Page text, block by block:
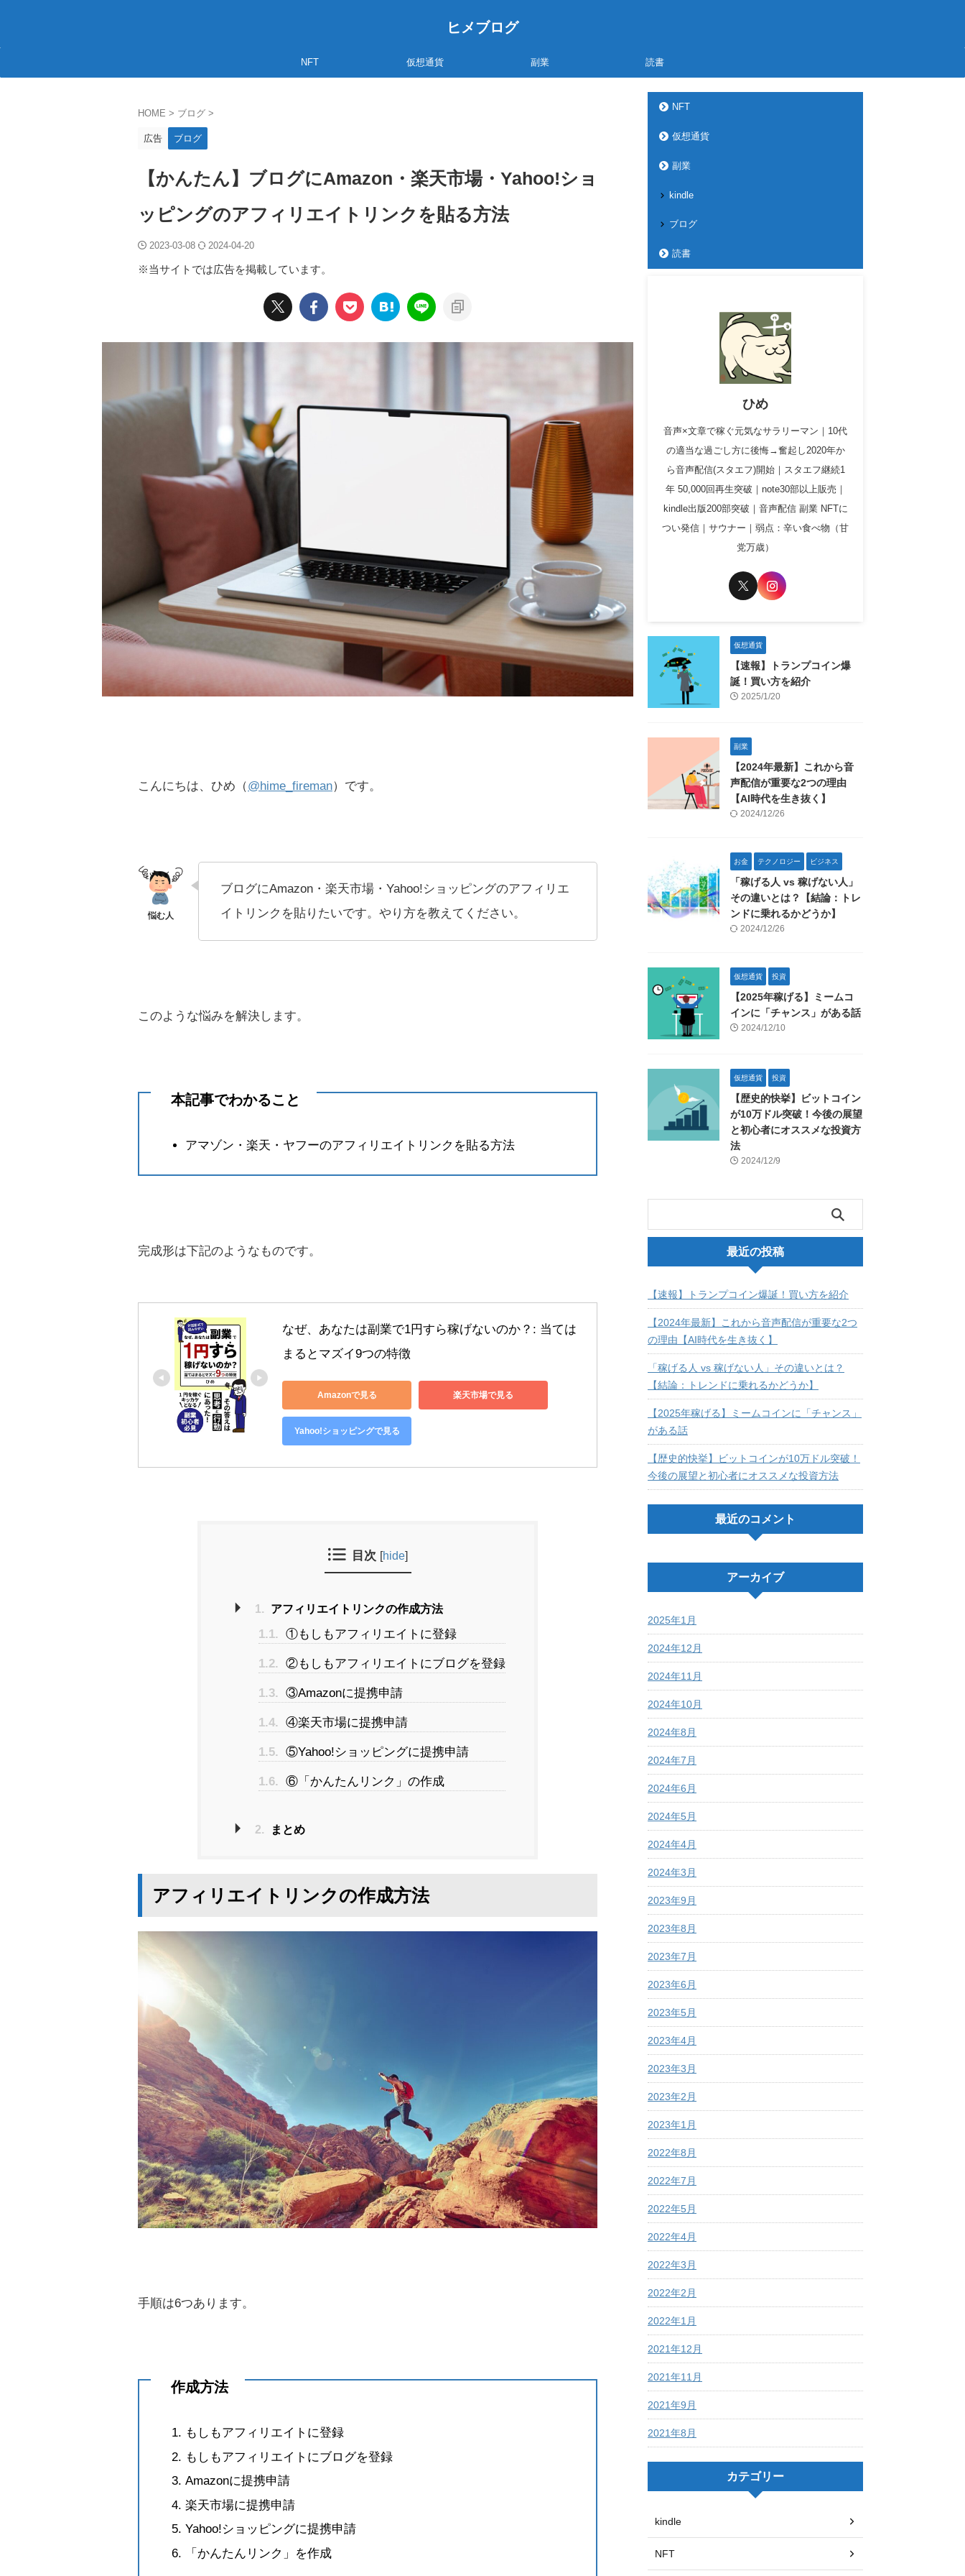
ヒメブログ
NFT 仮想通貨 副業 読書
HOME > ブログ >
広告 ブログ
【かんたん】ブログにAmazon・楽天市場・Yahoo!ショ
ッピングのアフィリエイトリンクを貼る方法
2023-03-08 2024-04-20
※当サイトでは広告を掲載しています。
こんにちは、ひめ（@hime_fireman）です。
ブログにAmazon・楽天市場・Yahoo!ショッピングのアフィリエ
イトリンクを貼りたいです。やり方を教えてください。
このような悩みを解決します。
本記事でわかること
アマゾン・楽天・ヤフーのアフィリエイトリンクを貼る方法
完成形は下記のようなものです。
なぜ、あなたは副業で1円すら稼げないのか？: 当ては
まるとマズイ9つの特徴
Amazonで見る 楽天市場で見る
Yahoo!ショッピングで見る
目次 [hide]
1. アフィリエイトリンクの作成方法
1.1. ①もしもアフィリエイトに登録
1.2. ②もしもアフィリエイトにブログを登録
1.3. ③Amazonに提携申請
1.4. ④楽天市場に提携申請
1.5. ⑤Yahoo!ショッピングに提携申請
1.6. ⑥「かんたんリンク」の作成
2. まとめ
アフィリエイトリンクの作成方法
手順は6つあります。
作成方法
もしもアフィリエイトに登録
もしもアフィリエイトにブログを登録
Amazonに提携申請
楽天市場に提携申請
Yahoo!ショッピングに提携申請
「かんたんリンク」を作成
NFT
仮想通貨
副業
kindle
ブログ
読書
ひめ
音声×文章で稼ぐ元気なサラリーマン｜10代
の適当な過ごし方に後悔→奮起し2020年か
ら音声配信(スタエフ)開始｜スタエフ継続1
年 50,000回再生突破｜note30部以上販売｜
kindle出版200部突破｜音声配信 副業 NFTに
つい発信｜サウナー｜弱点：辛い食べ物（甘
党万歳）
仮想通貨
【速報】トランプコイン爆
誕！買い方を紹介
2025/1/20
副業
【2024年最新】これから音
声配信が重要な2つの理由
【AI時代を生き抜く】
2024/12/26
お金 テクノロジー ビジネス
「稼げる人 vs 稼げない人」
その違いとは？【結論：トレ
ンドに乗れるかどうか】
2024/12/26
仮想通貨 投資
【2025年稼げる】ミームコ
インに「チャンス」がある話
2024/12/10
仮想通貨 投資
【歴史的快挙】ビットコイン
が10万ドル突破！今後の展望
と初心者にオススメな投資方
法
2024/12/9
最近の投稿
【速報】トランプコイン爆誕！買い方を紹介
【2024年最新】これから音声配信が重要な2つ
の理由【AI時代を生き抜く】
「稼げる人 vs 稼げない人」その違いとは？
【結論：トレンドに乗れるかどうか】
【2025年稼げる】ミームコインに「チャンス」
がある話
【歴史的快挙】ビットコインが10万ドル突破！
今後の展望と初心者にオススメな投資方法
最近のコメント
アーカイブ
2025年1月
2024年12月
2024年11月
2024年10月
2024年8月
2024年7月
2024年6月
2024年5月
2024年4月
2024年3月
2023年9月
2023年8月
2023年7月
2023年6月
2023年5月
2023年4月
2023年3月
2023年2月
2023年1月
2022年8月
2022年7月
2022年5月
2022年4月
2022年3月
2022年2月
2022年1月
2021年12月
2021年11月
2021年9月
2021年8月
カテゴリー
kindle
NFT